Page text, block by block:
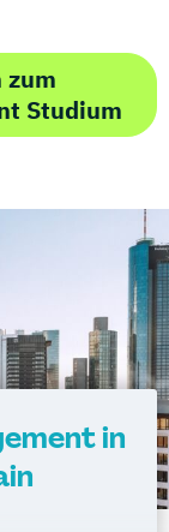
Studium
in